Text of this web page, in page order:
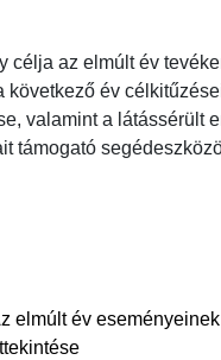
célja az elmúlt év
következő év
valamint a látássérült
támogató
elmúlt év